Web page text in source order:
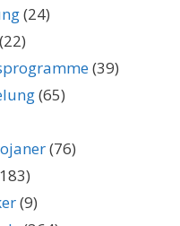
(24)
(22)
(39)
(65)
(76)
(9)